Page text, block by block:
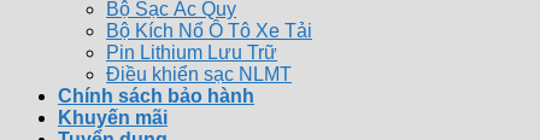
Bộ Sạc Ắc Quy
Bộ Kích Nổ Ô Tô Xe Tải
Pin Lithium Lưu Trữ
Điều khiển sạc NLMT
Chính sách bảo hành
Khuyến mãi